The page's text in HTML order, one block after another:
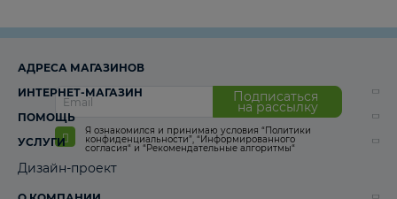
Подписаться
на рассылку
Я ознакомился и принимаю условия “Политики
конфиденциальности”, “Информированного
согласия“ и “Рекомендательные алгоритмы“
АДРЕСА МАГАЗИНОВ
ИНТЕРНЕТ-МАГАЗИН
ПОМОЩЬ
УСЛУГИ
Дизайн-проект